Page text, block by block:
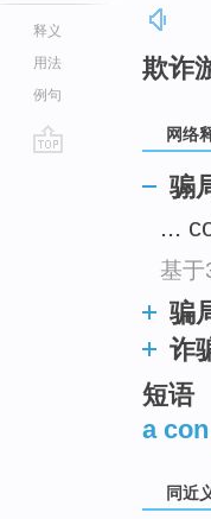
释义
用法
例句
欺诈
网络
骟
...
基于
骗
诈
短语
a
同近